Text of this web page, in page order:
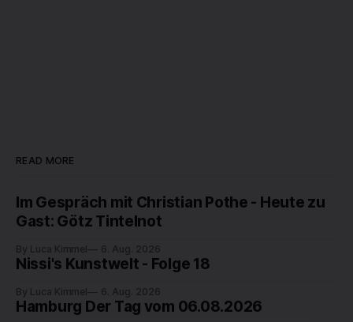
READ MORE
Im Gespräch mit Christian Pothe - Heute zu
Gast: Götz Tintelnot
By Luca Kimmel 6. Aug. 2026
Nissi's Kunstwelt - Folge 18
By Luca Kimmel 6. Aug. 2026
Hamburg Der Tag vom 06.08.2026